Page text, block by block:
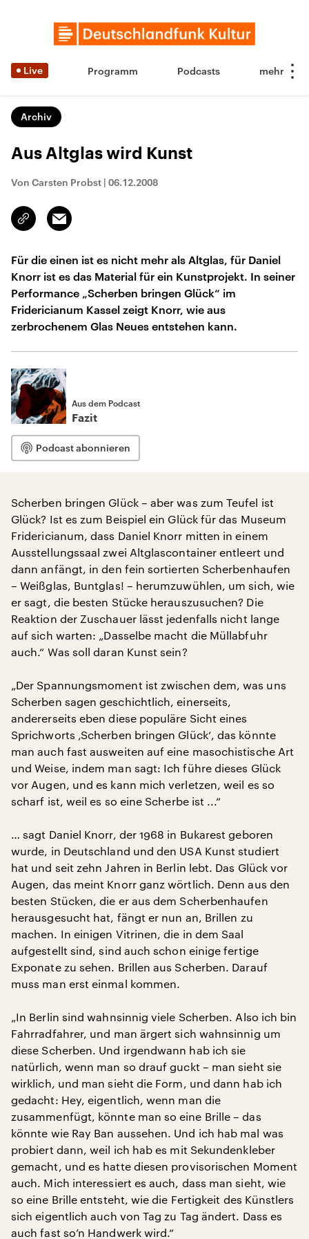
Live Programm Podcasts
Archiv
Aus Altglas wird Kunst
Von Carsten Probst | 06.12.2008
Link
kopieren/teilen
Email
Für die einen ist es nicht mehr als Altglas, für Daniel
Knorr ist es das Material für ein Kunstprojekt. In seiner
Performance „Scherben bringen Glück“ im
Fridericianum Kassel zeigt Knorr, wie aus
zerbrochenem Glas Neues entstehen kann.
Aus dem Podcast
Fazit
Podcast abonnieren
Scherben bringen Glück – aber was zum Teufel ist
Glück? Ist es zum Beispiel ein Glück für das Museum
Fridericianum, dass Daniel Knorr mitten in einem
Ausstellungssaal zwei Altglascontainer entleert und
dann anfängt, in den fein sortierten Scherbenhaufen
– Weißglas, Buntglas! – herumzuwühlen, um sich, wie
er sagt, die besten Stücke herauszusuchen? Die
Reaktion der Zuschauer lässt jedenfalls nicht lange
auf sich warten: „Dasselbe macht die Müllabfuhr
auch.“ Was soll daran Kunst sein?
„Der Spannungsmoment ist zwischen dem, was uns
Scherben sagen geschichtlich, einerseits,
andererseits eben diese populäre Sicht eines
Sprichworts ‚Scherben bringen Glück‘, das könnte
man auch fast ausweiten auf eine masochistische Art
und Weise, indem man sagt: Ich führe dieses Glück
vor Augen, und es kann mich verletzen, weil es so
scharf ist, weil es so eine Scherbe ist ...“
… sagt Daniel Knorr, der 1968 in Bukarest geboren
wurde, in Deutschland und den USA Kunst studiert
hat und seit zehn Jahren in Berlin lebt. Das Glück vor
Augen, das meint Knorr ganz wörtlich. Denn aus den
besten Stücken, die er aus dem Scherbenhaufen
herausgesucht hat, fängt er nun an, Brillen zu
machen. In einigen Vitrinen, die in dem Saal
aufgestellt sind, sind auch schon einige fertige
Exponate zu sehen. Brillen aus Scherben. Darauf
muss man erst einmal kommen.
„In Berlin sind wahnsinnig viele Scherben. Also ich bin
Fahrradfahrer, und man ärgert sich wahnsinnig um
diese Scherben. Und irgendwann hab ich sie
natürlich, wenn man so drauf guckt – man sieht sie
wirklich, und man sieht die Form, und dann hab ich
gedacht: Hey, eigentlich, wenn man die
zusammenfügt, könnte man so eine Brille – das
könnte wie Ray Ban aussehen. Und ich hab mal was
probiert dann, weil ich hab es mit Sekundenkleber
gemacht, und es hatte diesen provisorischen Moment
auch. Mich interessiert es auch, dass man sieht, wie
so eine Brille entsteht, wie die Fertigkeit des Künstlers
sich eigentlich auch von Tag zu Tag ändert. Dass es
auch fast so’n Handwerk wird.“